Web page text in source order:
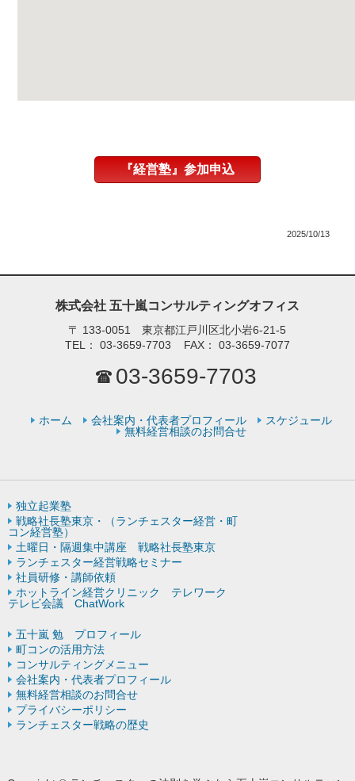
『経営塾』参加申込
2025/10/13
株式会社 五十嵐コンサルティングオフィス
〒 133-0051 東京都江戸川区北小岩6-21-5
TEL：
03-3659-7703 FAX： 03-3659-7077
03-3659-7703
ホーム 会社案内・代表者プロフィール
スケジュール
無料経営相談のお問合せ
独立起業塾
戦略社長塾東京・（ランチェスター経営・町
コン経営塾）
土曜日・隔週集中講座 戦略社長塾東京
ランチェスター経営戦略セミナー
社員研修・講師依頼
ホットライン経営クリニック テレワーク
テレビ会議 ChatWork
五十嵐 勉 プロフィール
町コンの活用方法
コンサルティングメニュー
会社案内・代表者プロフィール
無料経営相談のお問合せ
プライバシーポリシー
ランチェスター戦略の歴史